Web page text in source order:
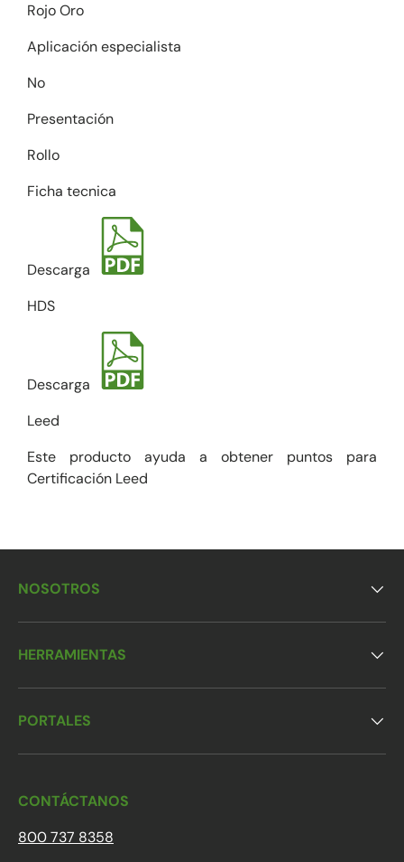
Rojo Oro
Aplicación especialista
No
Presentación
Rollo
Ficha tecnica
Descarga
HDS
Descarga
Leed
Este producto ayuda a obtener puntos para
Certificación Leed
NOSOTROS
HERRAMIENTAS
PORTALES
CONTÁCTANOS
800 737 8358